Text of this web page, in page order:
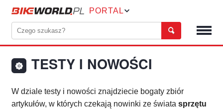
PORTAL
TESTY I NOWOŚCI
W dziale testy i nowości znajdziecie bogaty zbiór
artykułów, w których czekają nowinki ze światasprzętu